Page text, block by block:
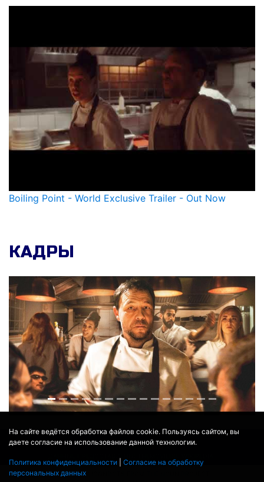
На сайте ведётся обработка файлов cookie. Пользуясь сайтом, вы
даете согласие на использование данной технологии.
Политика конфиденциальности
Согласие на обработку
персональных данных
Boiling Point - World Exclusive Trailer - Out Now
КАДРЫ
© 2017 - 2026 MOVIE
ДАННЫЕ ПРЕДОСТАВЛЕНЫ:
ПЕРЕВЕДЕНО СЕРВИСОМЯНДЕКС.ПЕРЕВОД
THEATER BY ICONDOTS FROM THE NOUN PROJECT